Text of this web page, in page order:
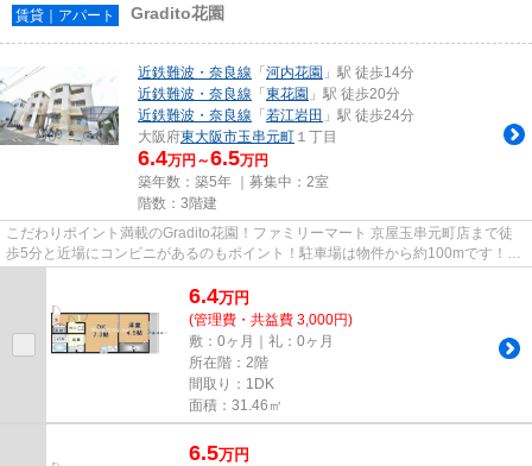
賃貸｜アパート Gradito花園
近鉄難波・奈良線 「河内花園 」駅 徒歩14分
近鉄難波・奈良線 「東花園 」駅 徒歩20分
近鉄難波・奈良線 「若江岩田 」駅 徒歩24分
大阪府東大阪市玉串元町 １丁目
6.4万円～6.5万円
築年数：築5年 ｜募集中： 2室
階数：3階建
こだわりポイント満載のGradito花園！ファミリーマート 京屋玉串元町店まで徒
歩5分と近場にコンビニがあるのもポイント！駐車場は物件から約100mです！
2021年築の物件です！東大阪市エ...
6.4万円
(管理費・共益費 3,000円)
敷：0ヶ月｜礼：0ヶ月
所在階：2階
間取り：1DK
面積：31.46㎡
6.5万円